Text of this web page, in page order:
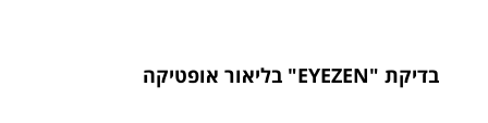
בדיקת "EYEZEN" בליאור אופטיקה